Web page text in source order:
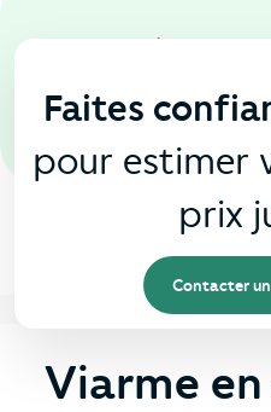
En
Faites
pour estimer
prix
Contacter
Viarme